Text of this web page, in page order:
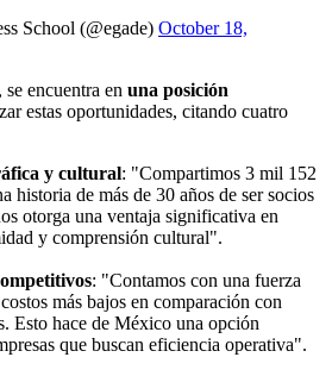
School (@egade) October 18,
encuentra en una posición
estas oportunidades, citando cuatro
y cultural: "Compartimos 3 mil 152
historia de más de 30 años de ser socios
otorga una ventaja significativa en
y comprensión cultural".
: "Contamos con una fuerza
más bajos en comparación con
Esto hace de México una opción
que buscan eficiencia operativa".